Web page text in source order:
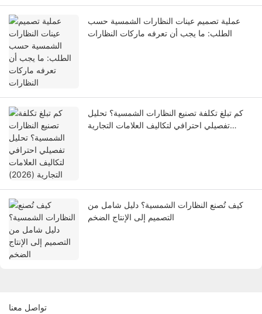
عملية تصميم عينات النظارات الشمسية حسب
الطلب: ما يجب أن تعرفه ماركات النظارات
كم تبلغ تكلفة تصنيع النظارات الشمسية؟ تحليل
تفصيلي احترافي لتكاليف العلامات التجارية
كيف تُصنع النظارات الشمسية؟ دليل شامل من
التصميم إلى الإنتاج الضخم
تواصل معنا